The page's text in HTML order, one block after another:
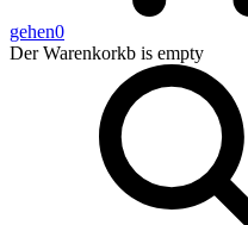
gehen0
Der Warenkorkb is empty